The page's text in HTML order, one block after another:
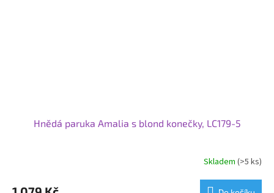
Hnědá paruka Amalia s blond konečky, LC179-5
Skladem (>5 ks)